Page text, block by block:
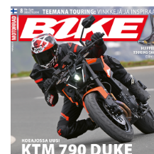
jotka olivat ongelmana myös
kyseisenä
kisaviikonloppuna. No,
tähän saadaan…